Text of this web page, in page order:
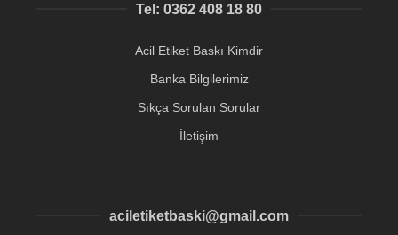
Tel: 0362 408 18 80
Acil Etiket Baskı Kimdir
Banka Bilgilerimiz
Sıkça Sorulan Sorular
İletişim
aciletiketbaski@gmail.com